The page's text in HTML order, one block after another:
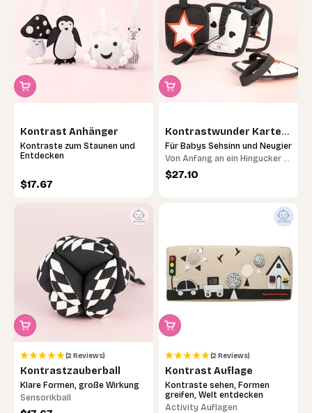
Kontrast Anhänger
Kontraste zum Staunen und
Entdecken
Angebot
$17.67
Kontrastwunder Karten
(4er Set)
Für Babys Sehsinn und Neugier
Von Anfang an ein Hingucker –
für Babys Sehsinn und Neugier.
Angebot
$27.10
(2 Reviews)
Kontrastzauberball
Klare Formen, große Wirkung
Sensorikball
Noch unsicher, welches das richtige ist?
gemeinsam das passende Lernspielzeug.
(2 Reviews)
Kontrast Auflage
Kontraste sehen, Formen
greifen, Welt entdecken
Activity Auflagen